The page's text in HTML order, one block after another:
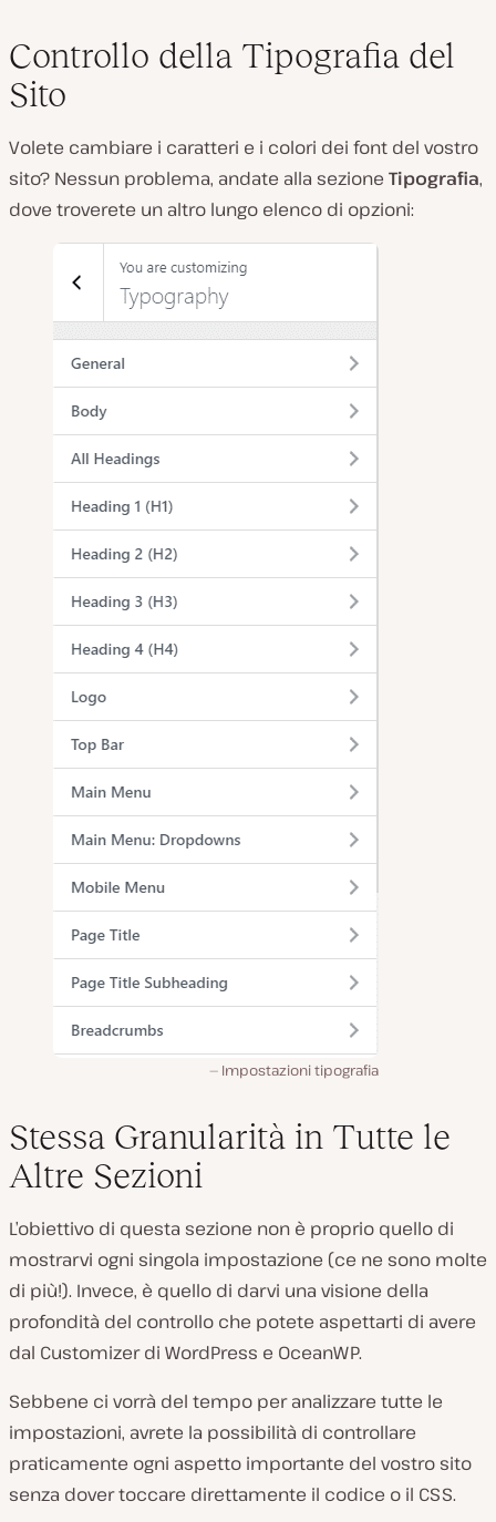
Controllo della Tipografia del
Sito
Volete cambiare i caratteri e i colori dei font del vostro
sito? Nessun problema, andate alla sezione Tipografia,
dove troverete un altro lungo elenco di opzioni:
Impostazioni tipografia
Stessa Granularità in Tutte le
Altre Sezioni
L’obiettivo di questa sezione non è proprio quello di
mostrarvi ogni singola impostazione (ce ne sono molte
di più!). Invece, è quello di darvi una visione della
profondità del controllo che potete aspettarti di avere
dal Customizer di WordPress e OceanWP.
Sebbene ci vorrà del tempo per analizzare tutte le
impostazioni, avrete la possibilità di controllare
praticamente ogni aspetto importante del vostro sito
senza dover toccare direttamente il codice o il CSS.